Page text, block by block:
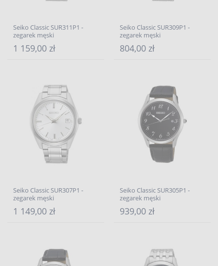
Seiko Classic SUR311P1 -
zegarek męski
1 159,00 zł
Seiko Classic SUR309P1 -
zegarek męski
804,00 zł
Seiko Classic SUR307P1 -
zegarek męski
1 149,00 zł
Seiko Classic SUR305P1 -
zegarek męski
939,00 zł